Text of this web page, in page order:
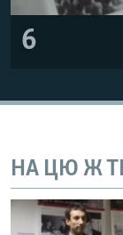
6
НА ЦЮ Ж